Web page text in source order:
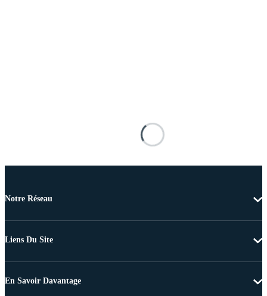
Notre Réseau
Liens Du Site
En Savoir Davantage